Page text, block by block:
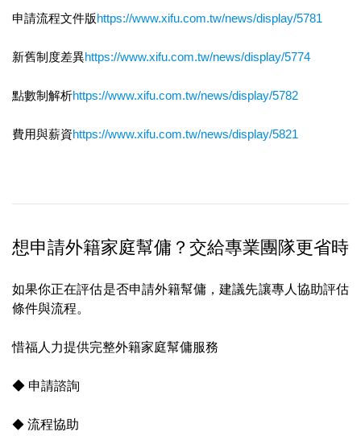
申請流程文件版https://www.xifu.com.tw/news/display/5781
新舊制度差異https://www.xifu.com.tw/news/display/5774
點數制解析https://www.xifu.com.tw/news/display/5782
費用與薪資https://www.xifu.com.tw/news/display/5821
想申請外籍家庭幫傭？交給專業團隊更省時
如果你正在評估是否申請外籍幫傭，建議先讓專人協助評估
條件與流程。
惜福人力提供完整外籍家庭幫傭服務
◆ 申請諮詢
◆ 流程協助